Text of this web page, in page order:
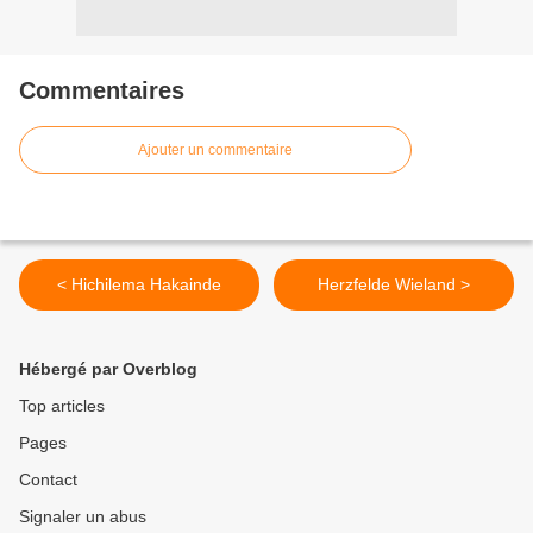
Commentaires
Ajouter un commentaire
< Hichilema Hakainde Herzfelde Wieland >
Hébergé par Overblog
Top articles
Pages
Contact
Signaler un abus